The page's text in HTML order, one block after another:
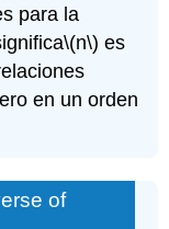
para la
\(n\) es
en un orden
of